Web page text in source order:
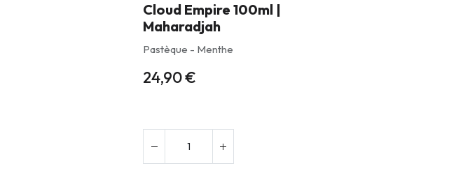
Cloud Empire 100ml |
Maharadjah
Pastèque - Menthe
24,90€